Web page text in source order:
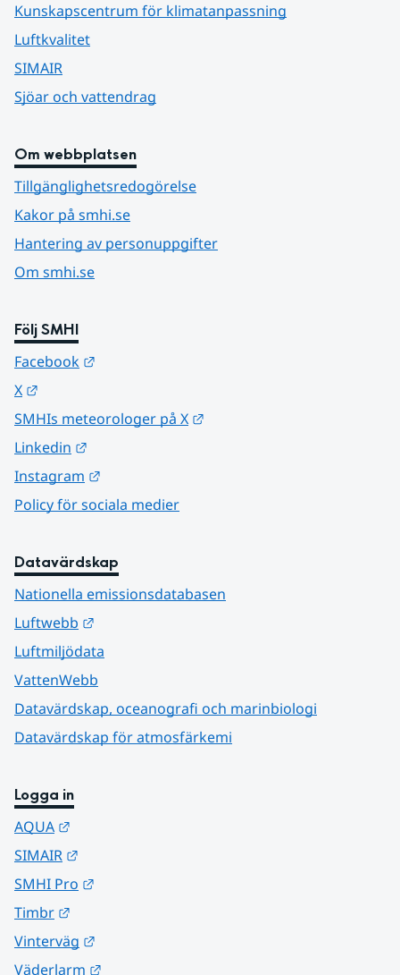
Kunskapscentrum för klimatanpassning
Luftkvalitet
SIMAIR
Sjöar och vattendrag
Om webbplatsen
Tillgänglighetsredogörelse
Kakor på smhi.se
Hantering av personuppgifter
Om smhi.se
Följ SMHI
Facebook
X
SMHIs meteorologer på X
Linkedin
Instagram
Policy för sociala medier
Datavärdskap
Nationella emissionsdatabasen
Luftwebb
Luftmiljödata
VattenWebb
Datavärdskap, oceanografi och marinbiologi
Datavärdskap för atmosfärkemi
Logga in
AQUA
SIMAIR
SMHI Pro
Timbr
Vinterväg
Väderlarm